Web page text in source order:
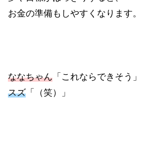
お金の準備もしやすくなります。
ななちゃん 「これならできそう」
スズ 「（笑）」